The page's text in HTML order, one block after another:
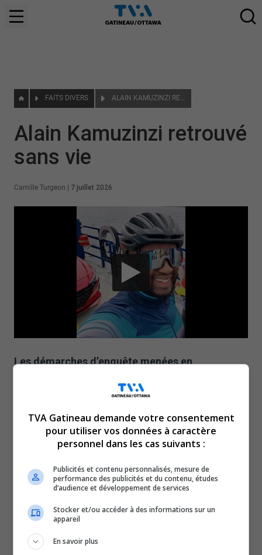
FAITS DIVERS ALAIN KAMUZINZI RETROUVÉ SANS VIE
Alain Kamuzinzi retrouvé
sans vie
Camille Turgeon 7 juillet 2026
Les démarches d’enquête menées en
collaboration avec le Bureau du coroner ont
permis de confirmer que le corps retrouvé dans
une zone du parc de la Gatineau le 26 juin
dernier est celui de M. Kamuzinzi, porté disparu
Par respect pour la famille et pour préserver l’intégrité de
l’enquête menée par le Bureau du coroner, aucune
information supplémentaire ne sera divulguée.
Le SPVG remercie les citoyens et les organismes,
notamment la Commission de la capitale nationale
TVA Gatineau demande votre consentement
pour utiliser vos données à caractère
personnel dans les cas suivants :
Publicités et contenu personnalisés, mesure de
performance des publicités et du contenu, études
d’audience et développement de services
Stocker et/ou accéder à des informations sur un
appareil
En savoir plus